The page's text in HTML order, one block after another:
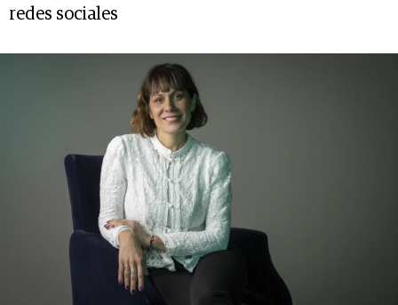
redes sociales